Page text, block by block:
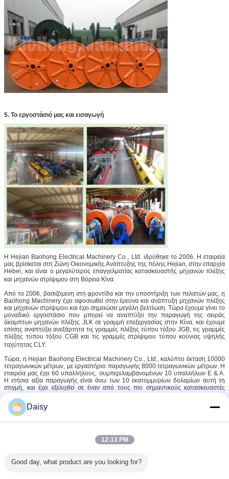
5. Το εργοστάσιό μας και εισαγωγή
Η Hejian Baohong Electrical Machinery Co., Ltd. ιδρύθηκε το 2006. Η εταιρεία
μας βρίσκεται στη Ζώνη Οικονομικής Ανάπτυξης της πόλης Hejian, στην επαρχία
Hebei, και είναι ο μεγαλύτερος επαγγελματίας κατασκευαστής μηχανών πλέξης
και μηχανών στρίψιμου στη Βόρεια Κίνα.
Από το 2006, βασιζόμενη στη φροντίδα και την υποστήριξη των πελατών μας, η
Baohong Machinery έχει αφοσιωθεί στην έρευνα και ανάπτυξη μηχανών πλέξης
και μηχανών στρίψιμου και έχει σημειώσει μεγάλη βελτίωση. Τώρα έχουμε γίνει το
μοναδικό εργοστάσιο που μπορεί να αναπτύξει την παραγωγή της σειράς
άκαμπτων μηχανών πλέξης JLK σε γραμμή επεξεργασίας στην Κίνα, και έχουμε
επίσης αναπτύξει ανεξάρτητα τις γραμμές πλέξης τύπου τόξου JGB, τις γραμμές
πλέξης τύπου τόξου CGB και τις γραμμές στρίψιμου τύπου κούνιας υψηλής
ταχύτητας CLY.
Τώρα, η Hejian Baohong Electrical Machinery Co., Ltd., καλύπτει έκταση 10000
τετραγωνικών μέτρων, με εργαστήριο παραγωγής 8000 τετραγωνικών μέτρων. Η
εταιρεία μας έχει 60 υπαλλήλους, συμπεριλαμβανομένων 10 υπαλλήλων Ε & Α.
Η ετήσια αξία παραγωγής είναι άνω των 10 εκατομμυρίων δολαρίων αυτή τη
στιγμή, και έχει εξελιχθεί σε έναν από τους πιο σημαντικούς κατασκευαστές
μηχανών πλέξης στην Κίνα.
Daisy
12:13 PM
Good day, what product are you looking for?